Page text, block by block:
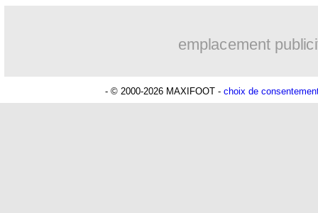
emplacement
- © 2000-2026 MAXIFOOT - choix de